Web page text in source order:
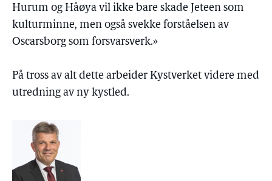
Hurum og Håøya vil ikke bare skade Jeteen som
kulturminne, men også svekke forståelsen av
Oscarsborg som forsvarsverk.»
På tross av alt dette arbeider Kystverket videre med
utredning av ny kystled.